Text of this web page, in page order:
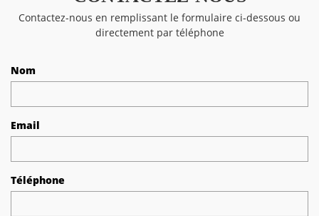
Contactez-nous en remplissant le formulaire ci-dessous ou
directement par téléphone
Nom
Email
Téléphone